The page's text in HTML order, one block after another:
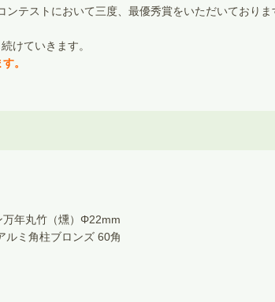
テストにおいて三度、最優秀賞をいただいておりま
けていきます。
。
万年丸竹（燻）Φ22mm
ルミ角柱ブロンズ 60角